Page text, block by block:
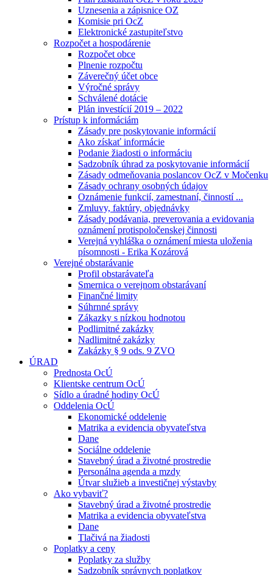
Uznesenia a zápisnice OZ
Komisie pri OcZ
Elektronické zastupiteľstvo
Rozpočet a hospodárenie
Rozpočet obce
Plnenie rozpočtu
Záverečný účet obce
Výročné správy
Schválené dotácie
Plán investícií 2019 – 2022
Prístup k informáciám
Zásady pre poskytovanie informácií
Ako získať informácie
Podanie žiadosti o informáciu
Sadzobník úhrad za poskytovanie informácií
Zásady odmeňovania poslancov OcZ v Močenku
Zásady ochrany osobných údajov
Oznámenie funkcií, zamestnaní, činností ...
Zmluvy, faktúry, objednávky
Zásady podávania, preverovania a evidovania
oznámení protispoločenskej činnosti
Verejná vyhláška o oznámení miesta uloženia
písomnosti - Erika Kozárová
Verejné obstarávanie
Profil obstarávateľa
Smernica o verejnom obstarávaní
Finančné limity
Súhrnné správy
Zákazky s nízkou hodnotou
Podlimitné zakázky
Nadlimitné zakázky
Zakázky § 9 ods. 9 ZVO
ÚRAD
Prednosta OcÚ
Klientske centrum OcÚ
Sídlo a úradné hodiny OcÚ
Oddelenia OcÚ
Ekonomické oddelenie
Matrika a evidencia obyvateľstva
Dane
Sociálne oddelenie
Stavebný úrad a životné prostredie
Personálna agenda a mzdy
Útvar služieb a investičnej výstavby
Ako vybaviť?
Stavebný úrad a životné prostredie
Matrika a evidencia obyvateľstva
Dane
Tlačivá na žiadosti
Poplatky a ceny
Poplatky za služby
Sadzobník správnych poplatkov